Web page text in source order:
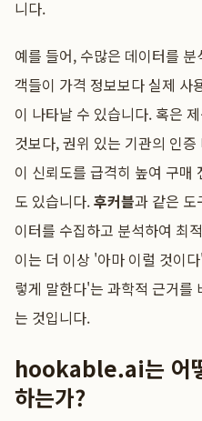
니다.
예를 들어, 수많은 데이터를
객들이 가격 정보보다 실제 사
이 나타날 수 있습니다. 혹은
것보다, 권위 있는 기관의 인
이 신뢰도를 급격히 높여 구
도 있습니다.후커블과 같은 도
이터를 수집하고 분석하여 최
이는 더 이상 '아마 이럴 것이
렇게 말한다'는 과학적 근거를
는 것입니다.
hookable.ai는 어
하는가?